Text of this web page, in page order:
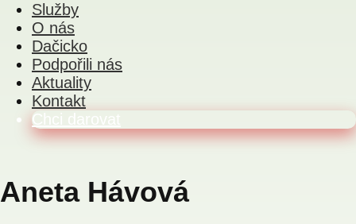
Služby
O nás
Dačicko
Podpořili nás
Aktuality
Kontakt
Chci darovat
Aneta Hávová